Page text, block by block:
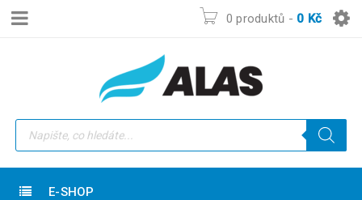
0 produktů - 0 Kč
E-SHOP